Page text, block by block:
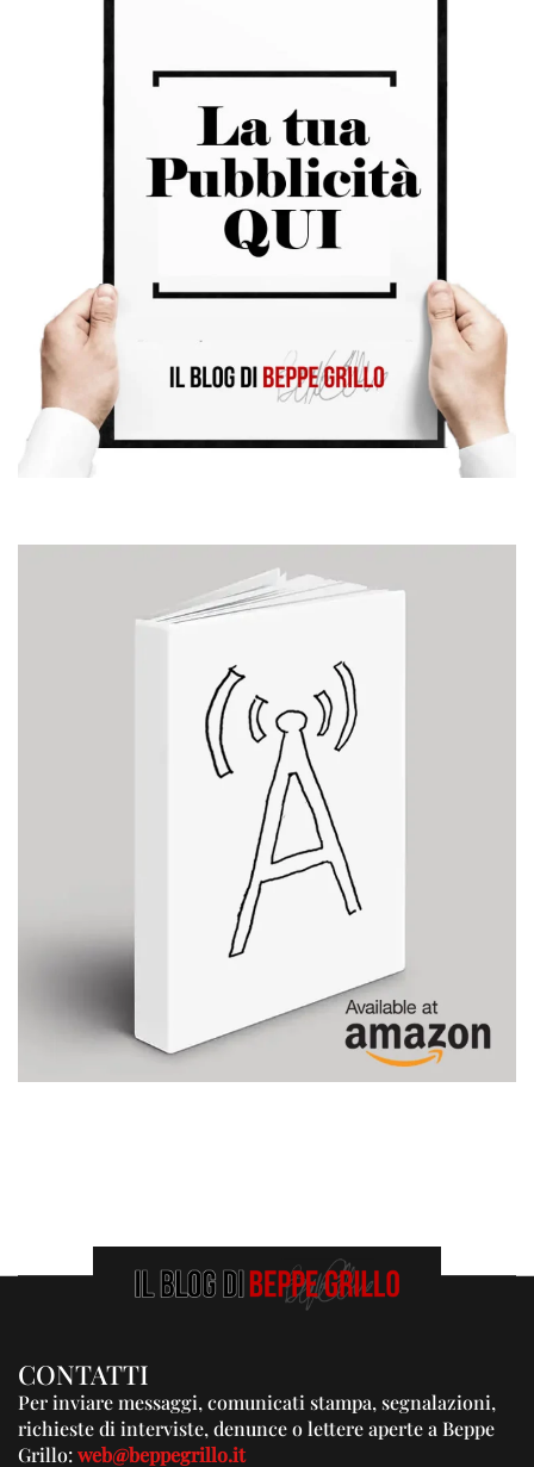
CONTATTI
Per inviare messaggi, comunicati stampa, segnalazioni,
richieste di interviste, denunce o lettere aperte a Beppe
Grillo:web@beppegrillo.it